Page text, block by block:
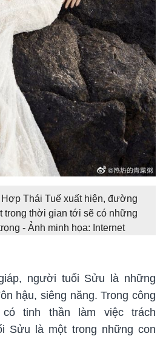
Thái Tuế xuất hiện, đường
trong thời gian tới sẽ có những
- Ảnh minh họa: Internet
người tuổi Sửu là những
hậu, siêng năng. Trong công
tinh thần làm việc trách
Sửu là một trong những con